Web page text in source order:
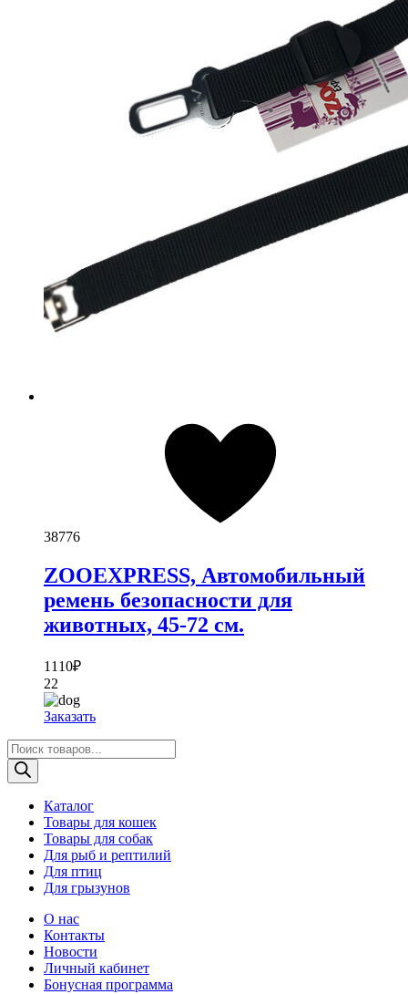
38776
ZOOEXPRESS, Автомобильный
ремень безопасности для
животных, 45-72 см.
1110₽
22
Заказать
Поиск
товаров
Каталог
Товары для кошек
Товары для собак
Для рыб и рептилий
Для птиц
Для грызунов
О нас
Контакты
Новости
Личный кабинет
Бонусная программа